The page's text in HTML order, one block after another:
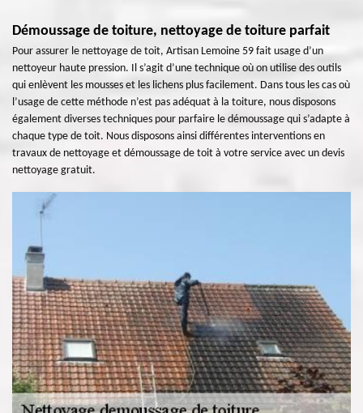
Démoussage de toiture, nettoyage de toiture parfait
Pour assurer le nettoyage de toit, Artisan Lemoine 59 fait usage d’un
nettoyeur haute pression. Il s’agit d’une technique où on utilise des outils
qui enlèvent les mousses et les lichens plus facilement. Dans tous les cas où
l’usage de cette méthode n’est pas adéquat à la toiture, nous disposons
également diverses techniques pour parfaire le démoussage qui s’adapte à
chaque type de toit. Nous disposons ainsi différentes interventions en
travaux de nettoyage et démoussage de toit à votre service avec un devis
nettoyage gratuit.